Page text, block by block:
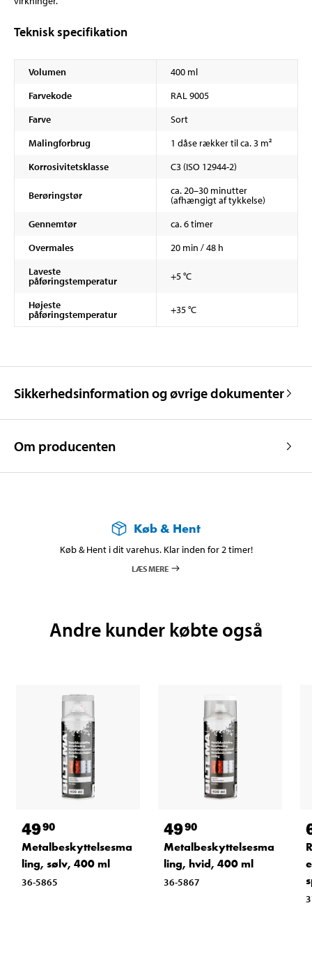
Teknisk specifikation
Volumen
400 ml
Farvekode
RAL 9005
Farve
Sort
Malingforbrug
1 dåse rækker til ca. 3 m²
Korrosivitetsklasse
C3 (ISO 12944-2)
Berøringstør ca. 20–30 minutter
(afhængigt af tykkelse)
Gennemtør
ca. 6 timer
Overmales
20 min / 48 h
Laveste
påføringstemperatur +5 °C
Højeste
påføringstemperatur +35 °C
Sikkerhedsinformation og øvrige dokumenter
Om producenten
Køb & Hent
Køb & Hent i dit varehus. Klar inden for 2 timer!
LÆS MERE
Andre kunder købte også
4990
Metalbeskyttelsesma
ling, sølv, 400 ml
36-5865
4990
Metalbeskyttelsesma
ling, hvid, 400 ml
36-5867